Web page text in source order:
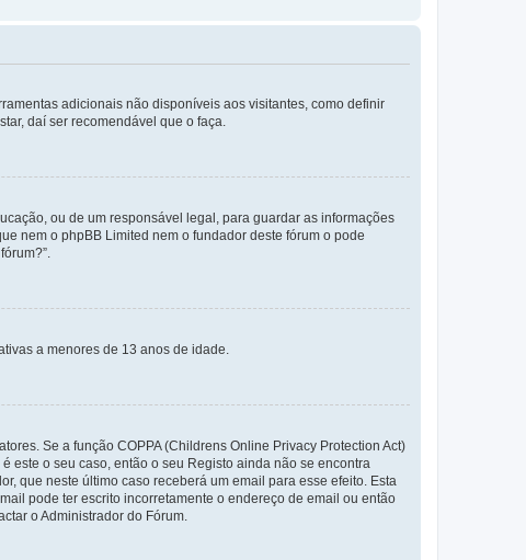
adicionais não disponíveis aos visitantes, como definir
daí ser recomendável que o faça.
ou de um responsável legal, para guardar as informações
nem o phpBB Limited nem o fundador deste fórum o pode
a menores de 13 anos de idade.
Se a função COPPA (Childrens Online Privacy Protection Act)
este o seu caso, então o seu Registo ainda não se encontra
que neste último caso receberá um email para esse efeito. Esta
pode ter escrito incorretamente o endereço de email ou então
o Administrador do Fórum.